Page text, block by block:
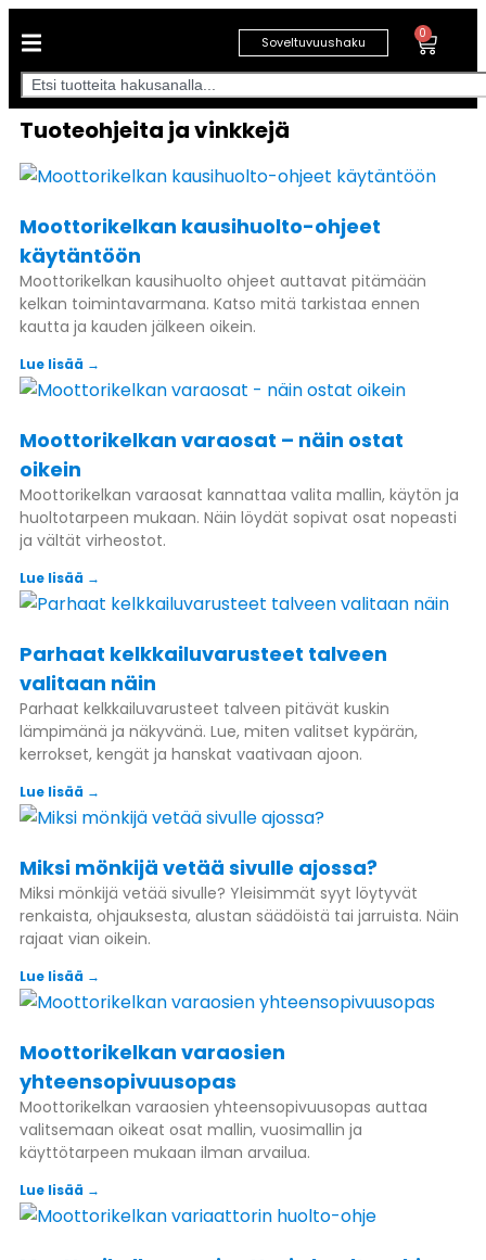
Soveltuvuushaku
0
Tuoteohjeita ja vinkkejä
Moottorikelkan kausihuolto-ohjeet
käytäntöön
Moottorikelkan kausihuolto ohjeet auttavat pitämään
kelkan toimintavarmana. Katso mitä tarkistaa ennen
kautta ja kauden jälkeen oikein.
Lue lisää →
Moottorikelkan varaosat – näin ostat
oikein
Moottorikelkan varaosat kannattaa valita mallin, käytön ja
huoltotarpeen mukaan. Näin löydät sopivat osat nopeasti
ja vältät virheostot.
Lue lisää →
Parhaat kelkkailuvarusteet talveen
valitaan näin
Parhaat kelkkailuvarusteet talveen pitävät kuskin
lämpimänä ja näkyvänä. Lue, miten valitset kypärän,
kerrokset, kengät ja hanskat vaativaan ajoon.
Lue lisää →
Miksi mönkijä vetää sivulle ajossa?
Miksi mönkijä vetää sivulle? Yleisimmät syyt löytyvät
renkaista, ohjauksesta, alustan säädöistä tai jarruista. Näin
rajaat vian oikein.
Lue lisää →
Moottorikelkan varaosien
yhteensopivuusopas
Moottorikelkan varaosien yhteensopivuusopas auttaa
valitsemaan oikeat osat mallin, vuosimallin ja
käyttötarpeen mukaan ilman arvailua.
Lue lisää →